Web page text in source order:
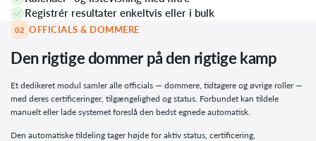
Registrér resultater enkeltvis eller i bulk
02 OFFICIALS & DOMMERE
Den rigtige dommer på den rigtige kamp
Et dedikeret modul samler alle officials — dommere, tidtagere og øvrige roller —
med deres certificeringer, tilgængelighed og status. Forbundet kan tildele
manuelt eller lade systemet foreslå den bedst egnede automatisk.
Den automatiske tildeling tager højde for aktiv status, certificering,